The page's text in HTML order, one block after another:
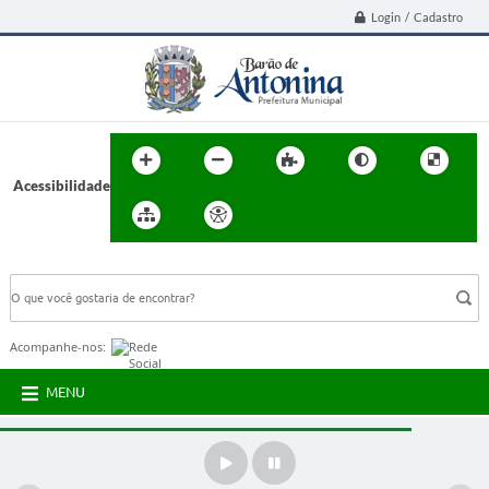
Login / Cadastro
Acessibilidade
Acompanhe-nos:
MENU